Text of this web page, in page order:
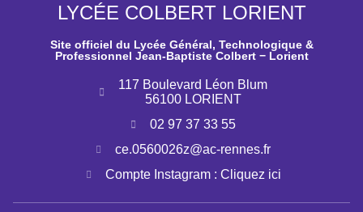
LYCÉE COLBERT LORIENT
Site officiel du Lycée Général, Technologique &
Professionnel Jean-Baptiste Colbert − Lorient
117 Boulevard Léon Blum
56100 LORIENT
02 97 37 33 55
ce.0560026z@ac-rennes.fr
Compte Instagram : Cliquez ici